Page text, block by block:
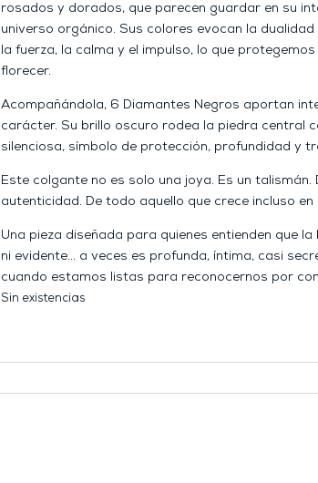
rosados y dorados, que parecen guardar en su
universo orgánico. Sus colores evocan la
la fuerza, la calma y el impulso, lo que
florecer.
Acompañándola, 6 Diamantes Negros aportan
carácter. Su brillo oscuro rodea la piedra central
silenciosa, símbolo de protección, profundidad y
Este colgante no es solo una joya. Es un talismán.
autenticidad. De todo aquello que crece incluso
Una pieza diseñada para quienes entienden que
ni evidente… a veces es profunda, íntima, casi
cuando estamos listas para reconocernos por
Sin existencias